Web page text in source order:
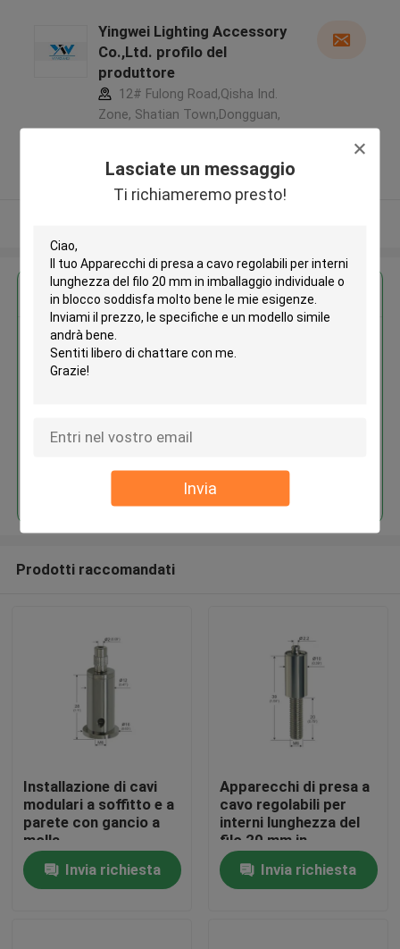
Lasciate un messaggio
Ti richiameremo presto!
Invia
Casa
Prodotti
Yingwei Lighting Accessory
Co.,Ltd. profilo del
produttore
12# Fulong Road,Qisha Ind.
Zone, Shatian Town,Dongguan,
Fornitore verificato
Ottieni il miglior prezzo per
Apparecchi di presa a cavo
Prodotti raccomandati
Installazione di cavi
modulari a soffitto e a
parete con gancio a
molla
Invia richiesta
Apparecchi di presa a
cavo regolabili per
interni lunghezza del
filo 20 mm in
imballaggio individuale
o in bloccoInvia richiesta